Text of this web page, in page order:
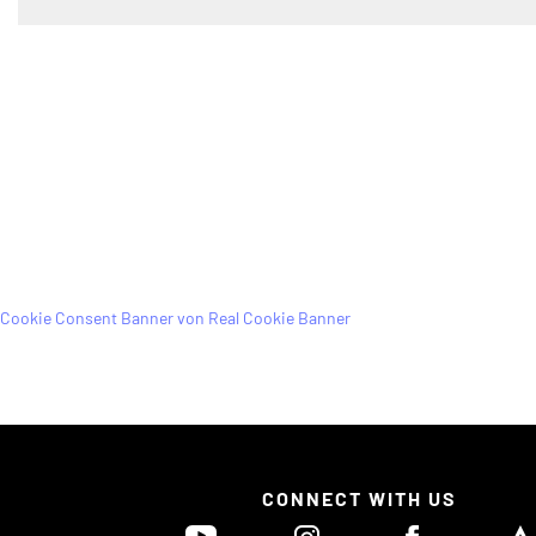
CONNECT WITH US
Cookie Consent Banner von Real Cookie Banner